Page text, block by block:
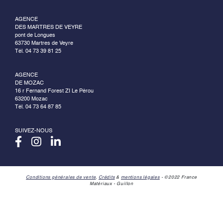
AGENCE
DES MARTRES DE VEYRE
pont de Longues
63730 Martres de Veyre
Tél. 04 73 39 81 25
AGENCE
DE MOZAC
16 r Fernand Forest ZI Le Pérou
63200 Mozac
Tél. 04 73 64 87 85
SUIVEZ-NOUS
Conditions générales de vente, Crédits& mentions légales- ©2022 France
Matériaux - Guillon